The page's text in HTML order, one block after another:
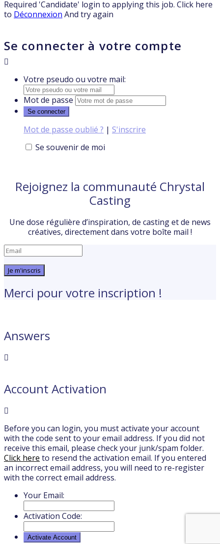
Required 'Candidate' login to applying this job. Click here
to Déconnexion And try again
Se connecter à votre compte
Votre pseudo ou votre mail:
Mot de passe
Mot de passe oublié ? | S'inscrire
Se souvenir de moi
Rejoignez la communauté Chrystal
Casting
Une dose régulière d’inspiration, de casting et de news
créatives, directement dans votre boîte mail !
Je m'inscris
Merci pour votre inscription !
Answers
Account Activation
Before you can login, you must activate your account
with the code sent to your email address. If you did not
receive this email, please check your junk/spam folder.
Click here to resend the activation email. If you entered
an incorrect email address, you will need to re-register
with the correct email address.
Your Email:
Activation Code: